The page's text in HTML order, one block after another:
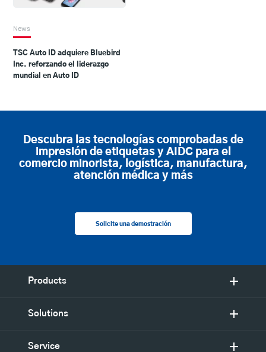
News
TSC Auto ID adquiere Bluebird
Inc. reforzando el liderazgo
mundial en Auto ID
Descubra las tecnologías comprobadas de
impresión de etiquetas y AIDC para el
comercio minorista, logística, manufactura,
atención médica y más
Solicite una demostración
Products
Solutions
Service